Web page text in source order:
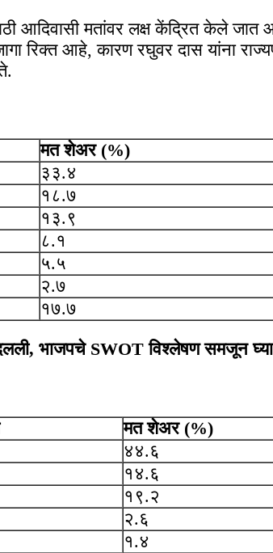
आदिवासी मतांवर लक्ष केंद्रित केले जात
रिक्त आहे, कारण रघुवर दास यांना
मत शेअर (%)
३३.४
१८.७
१३.९
८.१
५.५
२.७
१७.७
भाजपचे SWOT विश्लेषण समजून घ्या
मत शेअर (%)
४४.६
१४.६
१९.२
२.६
१.४